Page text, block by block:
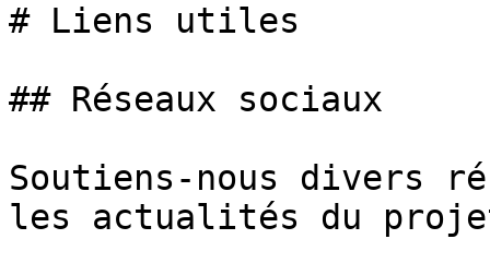
# Liens utiles
## Réseaux sociaux
Soutiens-nous divers
les actualités du